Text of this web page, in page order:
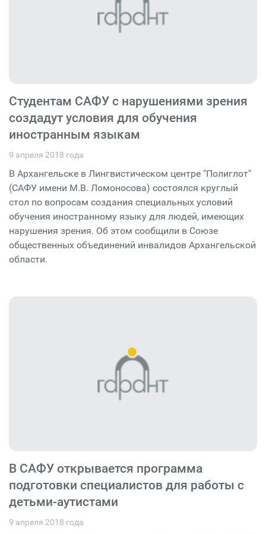
Студентам САФУ с нарушениями зрения
создадут условия для обучения
иностранным языкам
9 апреля 2018 года
В Архангельске в Лингвистическом центре "Полиглот"
(САФУ имени М.В. Ломоносова) состоялся круглый
стол по вопросам создания специальных условий
обучения иностранному языку для людей, имеющих
нарушения зрения. Об этом сообщили в Союзе
общественных объединений инвалидов Архангельской
области.
В САФУ открывается программа
подготовки специалистов для работы с
детьми-аутистами
9 апреля 2018 года